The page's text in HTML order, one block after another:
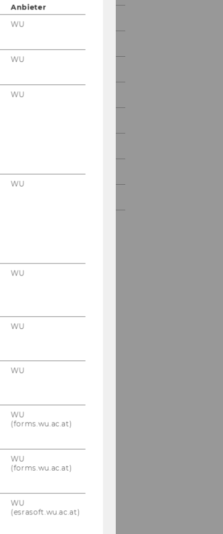
Shaye-Ann Hopkins
Anna Shcherbiak MSc.
Mareike Tschaut
Anbieter
WU
WU
WU
WU
WU
WU
WU
WU
(forms.wu.ac.at)
WU
(forms.wu.ac.at)
WU
(esrasoft.wu.ac.at)